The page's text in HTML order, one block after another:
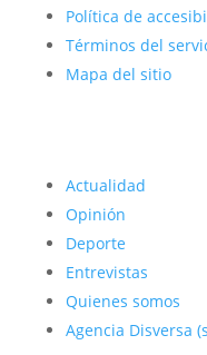
Política de
Términos del
Mapa del sitio
Actualidad
Opinión
Deporte
Entrevistas
Quienes somos
Agencia Disversa